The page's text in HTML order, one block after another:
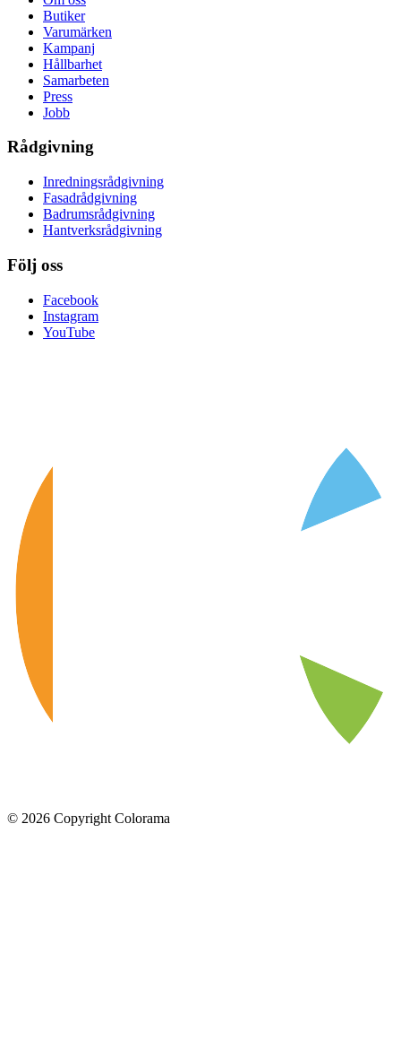
Butiker
Varumärken
Kampanj
Hållbarhet
Samarbeten
Press
Jobb
Rådgivning
Inredningsrådgivning
Fasadrådgivning
Badrumsrådgivning
Hantverksrådgivning
Följ oss
Facebook
Instagram
YouTube
© 2026 Copyright Colorama